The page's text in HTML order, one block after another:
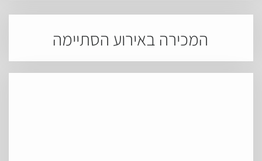
המכירה באירוע הסתיימה